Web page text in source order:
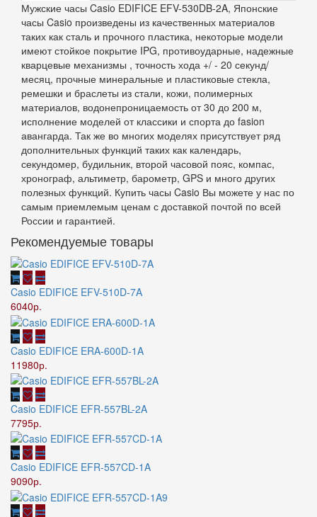
Мужские часы Casio EDIFICE EFV-530DB-2A, Японские
часы Casio произведены из качественных материалов
таких как сталь и прочного пластика, некоторые модели
имеют стойкое покрытие IPG, противоударные, надежные
кварцевые механизмы , точность хода +/ - 20 секунд/
месяц, прочные минеральные и пластиковые стекла,
ремешки и браслеты из стали, кожи, полимерных
материалов, водонепроницаемость от 30 до 200 м,
исполнение моделей от классики и спорта до fasion
авангарда. Так же во многих моделях присутствует ряд
дополнительных функций таких как календарь,
секундомер, будильник, второй часовой пояс, компас,
хронограф, альтиметр, барометр, GPS и много других
полезных функций. Купить часы Casio Вы можете у нас по
самым приемлемым ценам с доставкой почтой по всей
России и гарантией.
Рекомендуемые товары
Casio EDIFICE EFV-510D-7A
6040р.
Casio EDIFICE ERA-600D-1A
11980р.
Casio EDIFICE EFR-557BL-2A
7795р.
Casio EDIFICE EFR-557CD-1A
9090р.